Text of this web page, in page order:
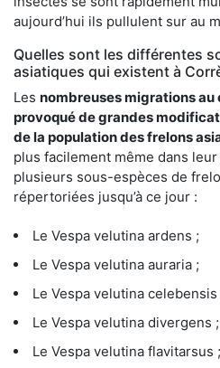
aujourd’hui ils pullulent sur au
Quelles sont les différentes
asiatiques qui existent à
Les nombreuses migrations au
provoqué de grandes
de la population des frelons
plus facilement même dans
plusieurs sous-espèces de
répertoriées jusqu’à ce jour :
Le Vespa velutina ardens ;
Le Vespa velutina auraria ;
Le Vespa velutina celebensis
Le Vespa velutina divergens ;
Le Vespa velutina flavitarsus ;